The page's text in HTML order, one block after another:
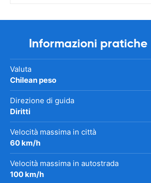
Informazioni pratiche
Valuta
Chilean peso
Direzione di guida
Diritti
Velocità massima in città
60 km/h
Velocità massima in autostrada
100 km/h